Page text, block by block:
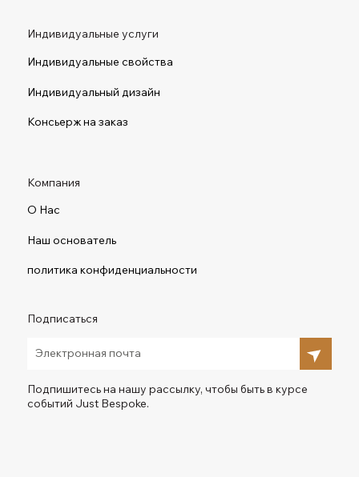
Индивидуальные услуги
Индивидуальные свойства
Индивидуальный дизайн
Консьерж на заказ
Компания
О Нас
Наш основатель
политика конфиденциальности
Подписаться
Подпишитесь на нашу рассылку, чтобы быть в курсе
событий Just Bespoke.